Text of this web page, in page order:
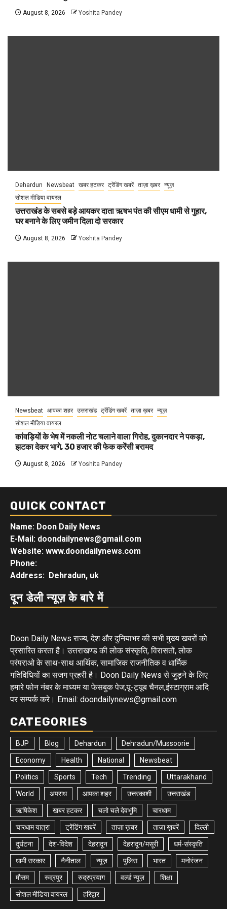
August 8, 2026 Yoshita Pandey
Dehardun Newsbeat खबर हटकर ट्रेंडिंग खबरें ताज़ा ख़बर न्यूज़
सोशल मीडिया वायरल
उत्तराखंड के सबसे बड़े आयकर दाता ऋषभ पंत की सीएम धामी से गुहार,
घर बनाने के लिए जमीन दिला दो सरकार
August 8, 2026 Yoshita Pandey
Newsbeat आपका शहर उत्तराखंड ट्रेंडिंग खबरें ताज़ा ख़बर न्यूज़
सोशल मीडिया वायरल
कांवड़ियों के भेष में नकली नोट चलाने वाला गिरोह, दुकानदार ने पकड़ा,
झटका देकर भागे, 30 हजार की फेक करेंसी बरामद
August 8, 2026 Yoshita Pandey
QUICK CONTACT
Name: Doon Daily News
E-Mail: doondailynews@gmail.com
Website: www.doondailynews.com
Phone:
Address: Dehradun, uk
दून डेली न्यूज़ के बारे में
Doon Daily News राज्य, देश और दुनियाभर की सभी मुख्य खबरों को
प्रसारित करता है। उत्तराखण्ड की लोक संस्कृति, विरासतों, लोक
परंपराओ के साथ-साथ आर्थिक, सामाजिक राजनीतिक व धार्मिक
गतिविधियों का सजग प्रहरी है। Doon Daily News से जुड़ने के लिए
हमारे फोन नंबर के माध्यम या फेसबुक पेज,यू-ट्यूब चैनल,इंस्टाग्राम आदि
पर सम्पर्क करे। Email: doondailynews@gmail.com
CATEGORIES
BJP Blog Dehardun Dehradun/Mussoorie
Economy Health National Newsbeat
Politics Sports Tech Trending Uttarakhand
World अपराध आपका शहर उत्तरकाशी उत्तराखंड
ऋषिकेश खबर हटकर चलो चले देवभूमि चारधाम
चारधाम यात्रा ट्रेंडिंग खबरें ताज़ा ख़बर ताज़ा ख़बरें दिल्ली
दुर्घटना देश-विदेश देहरादून देहरादून/मसूरी धर्म-संस्कृति
धामी सरकार नैनीताल न्यूज़ पुलिस भारत मनोरंजन
मौसम रुद्रपुर रुद्रप्रयाग वर्ल्ड न्यूज़ शिक्षा
सोशल मीडिया वायरल हरिद्वार